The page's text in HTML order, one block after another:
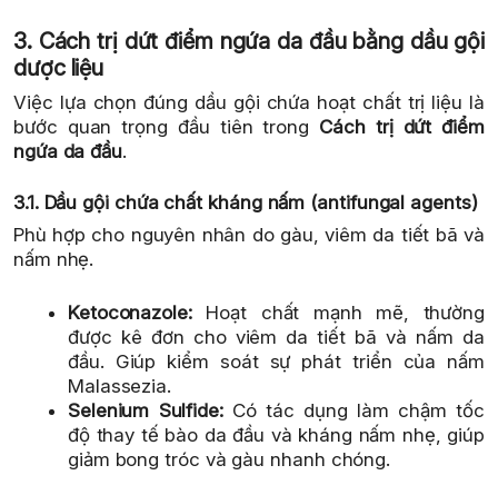
3. Cách trị dứt điểm ngứa da đầu bằng dầu gội
dược liệu
Việc lựa chọn đúng dầu gội chứa hoạt chất trị liệu là
bước quan trọng đầu tiên trong Cách trị dứt điểm
ngứa da đầu.
3.1. Dầu gội chứa chất kháng nấm (antifungal agents)
Phù hợp cho nguyên nhân do gàu, viêm da tiết bã và
nấm nhẹ.
Ketoconazole:Hoạt chất mạnh mẽ, thường
được kê đơn cho viêm da tiết bã và nấm da
đầu. Giúp kiểm soát sự phát triển của nấm
Malassezia.
Selenium Sulfide:Có tác dụng làm chậm tốc
độ thay tế bào da đầu và kháng nấm nhẹ, giúp
giảm bong tróc và gàu nhanh chóng.